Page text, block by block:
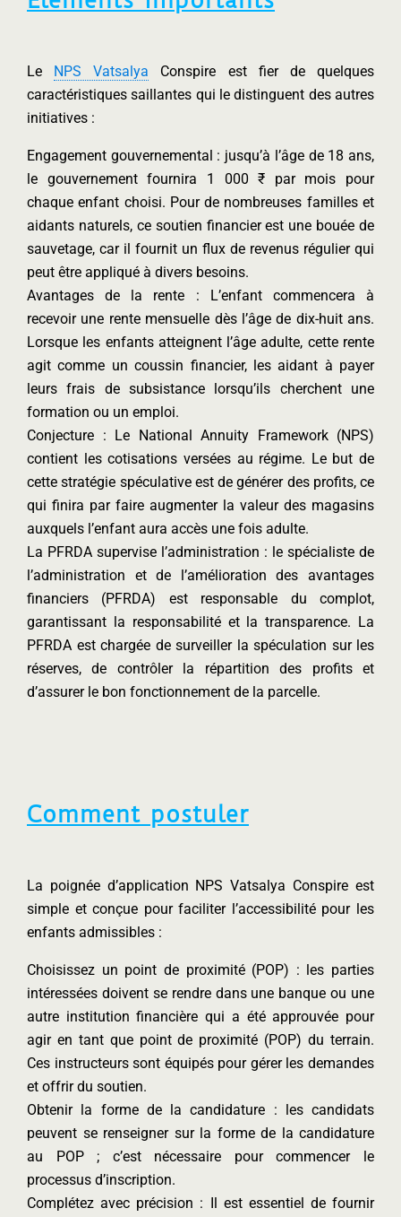
Le NPS Vatsalya Conspire est fier de quelques
caractéristiques saillantes qui le distinguent des autres
initiatives :
Engagement gouvernemental : jusqu’à l’âge de 18 ans,
le gouvernement fournira 1 000 ₹ par mois pour
chaque enfant choisi. Pour de nombreuses familles et
aidants naturels, ce soutien financier est une bouée de
sauvetage, car il fournit un flux de revenus régulier qui
peut être appliqué à divers besoins.
Avantages de la rente : L’enfant commencera à
recevoir une rente mensuelle dès l’âge de dix-huit ans.
Lorsque les enfants atteignent l’âge adulte, cette rente
agit comme un coussin financier, les aidant à payer
leurs frais de subsistance lorsqu’ils cherchent une
formation ou un emploi.
Conjecture : Le National Annuity Framework (NPS)
contient les cotisations versées au régime. Le but de
cette stratégie spéculative est de générer des profits, ce
qui finira par faire augmenter la valeur des magasins
auxquels l’enfant aura accès une fois adulte.
La PFRDA supervise l’administration : le spécialiste de
l’administration et de l’amélioration des avantages
financiers (PFRDA) est responsable du complot,
garantissant la responsabilité et la transparence. La
PFRDA est chargée de surveiller la spéculation sur les
réserves, de contrôler la répartition des profits et
d’assurer le bon fonctionnement de la parcelle.
Comment postuler
La poignée d’application NPS Vatsalya Conspire est
simple et conçue pour faciliter l’accessibilité pour les
enfants admissibles :
Choisissez un point de proximité (POP) : les parties
intéressées doivent se rendre dans une banque ou une
autre institution financière qui a été approuvée pour
agir en tant que point de proximité (POP) du terrain.
Ces instructeurs sont équipés pour gérer les demandes
et offrir du soutien.
Obtenir la forme de la candidature : les candidats
peuvent se renseigner sur la forme de la candidature
au POP ; c’est nécessaire pour commencer le
processus d’inscription.
Complétez avec précision : Il est essentiel de fournir